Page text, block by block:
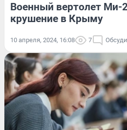
Военный вертолет Ми-
крушение в Крыму
10 апреля, 2024, 16:08 7